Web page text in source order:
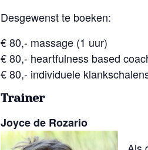
Desgewenst te boeken:
€ 80,- massage (1 uur)
€ 80,- heartfulness based
€ 80,- individuele
Trainer
Joyce de Rozario